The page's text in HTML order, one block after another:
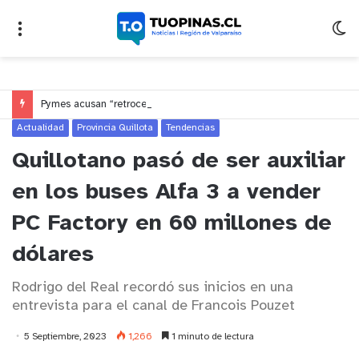
Actualidad Provincia Quillota Tendencias
Quillotano pasó de ser auxiliar
en los buses Alfa 3 a vender
PC Factory en 60 millones de
dólares
Rodrigo del Real recordó sus inicios en una
entrevista para el canal de Francois Pouzet
5 Septiembre, 2023 1,266 1 minuto de lectura